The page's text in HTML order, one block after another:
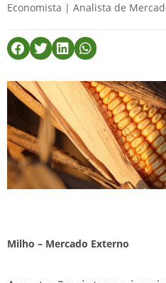
Economista | Analista de
Milho – Mercado Externo